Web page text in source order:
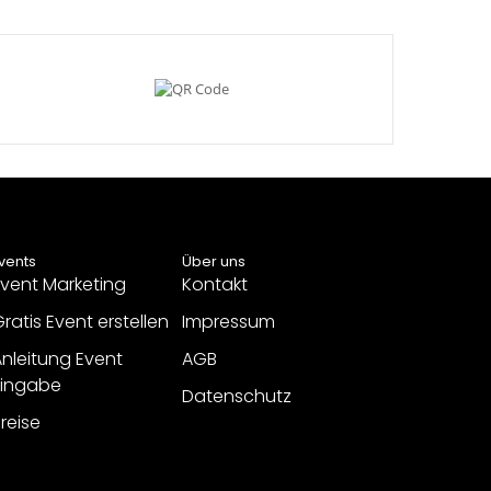
Marketing
Event erstellen
Event
Über uns
Kontakt
Impressum
AGB
Datenschutz